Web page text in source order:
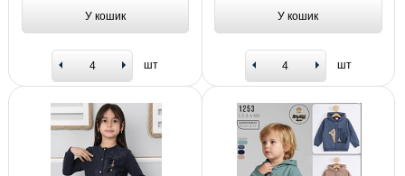
У кошик
шт
У кошик
шт